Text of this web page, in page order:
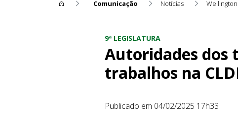
Comunicação Notícias
9ª LEGISLATURA
Autoridades dos
trabalhos na
Publicado em 04/02/2025 17h33